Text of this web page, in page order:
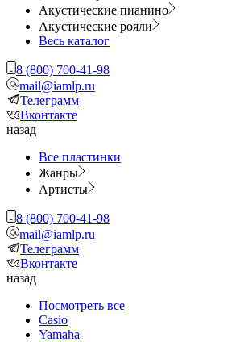
Акустические пианино
Акустические рояли
Весь каталог
8 (800) 700-41-98
mail@iamlp.ru
Телеграмм
Вконтакте
назад
Все пластинки
Жанры
Артисты
8 (800) 700-41-98
mail@iamlp.ru
Телеграмм
Вконтакте
назад
Посмотреть все
Casio
Yamaha